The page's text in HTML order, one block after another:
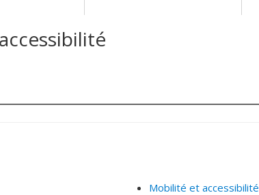
Mobilité et accessibilité